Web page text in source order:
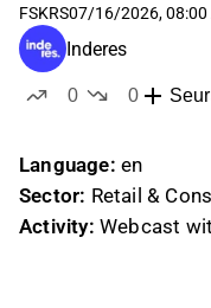
FSKRS07/16/2026, 08:00
Inderes
0
0
Language: en
Sector: Retail &
Activity: Webcast